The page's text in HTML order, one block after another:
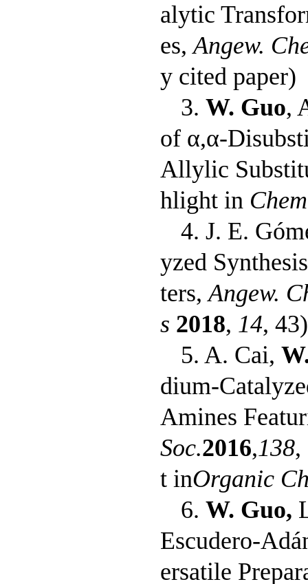
alytic
es,Angew.
y cited paper)
3. W. Guo,
of α,α-
Allylic
hlight in
4. J. E.
yzed
ters,Angew.
s 2018, 14, 43)
5. A. Cai,
dium-
Amines
Soc.2016,138,
t inOrganic
6. W. Guo,
Escudero-
ersatile